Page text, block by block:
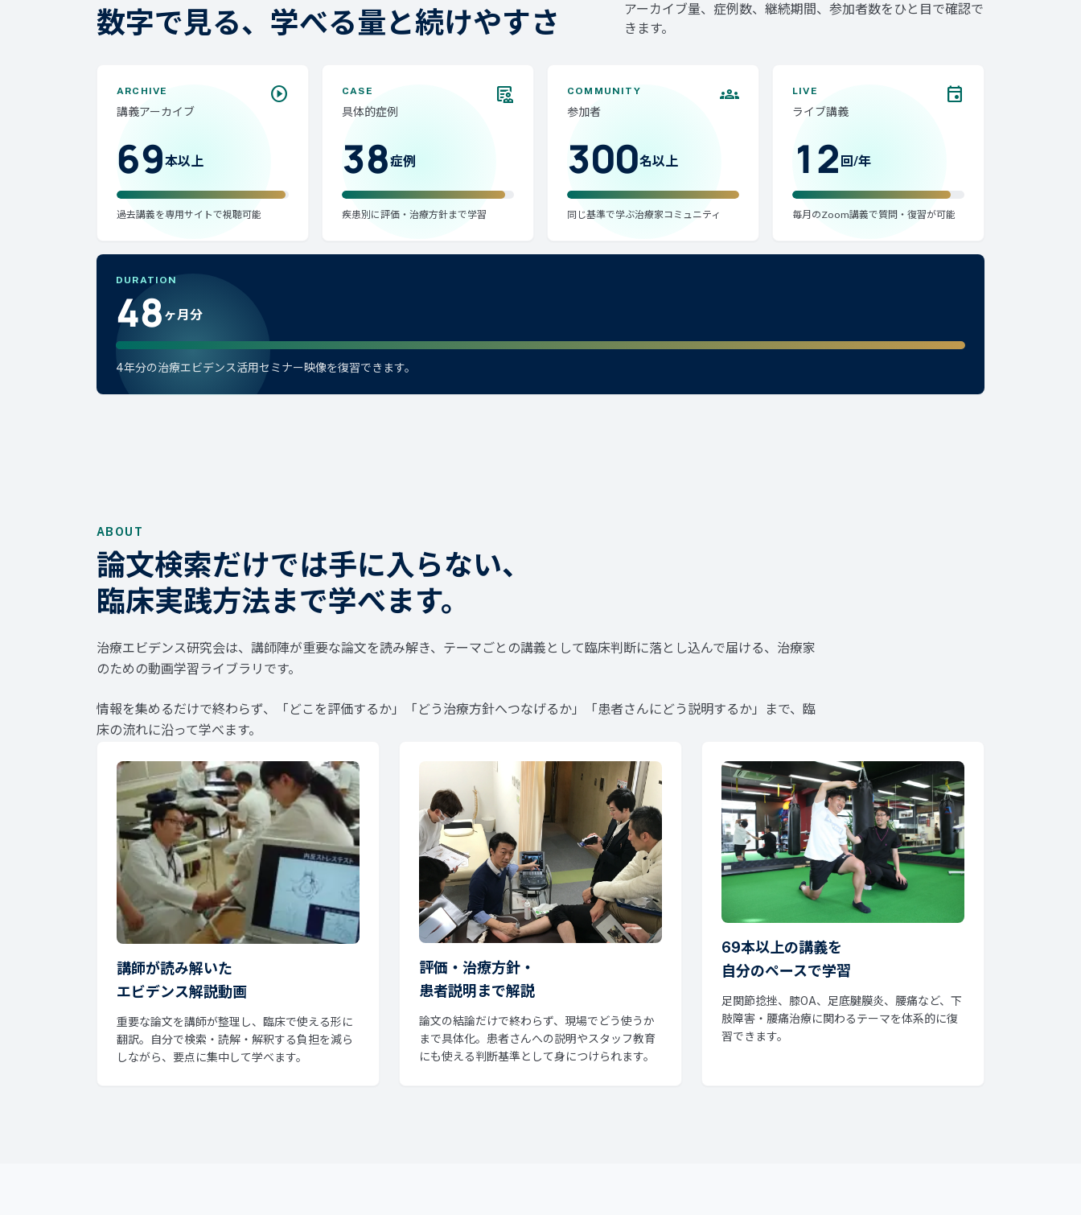
数字で見る、学べる量と続けやすさ
アーカイブ量、症例数、継続期間、参加者数をひと目で確認で
きます。
ARCHIVE
講義アーカイブ
play_circle
69本以上
過去講義を専用サイトで視聴可能
CASE
具体的症例
clinical_notes
38症例
疾患別に評価・治療方針まで学習
COMMUNITY
参加者
groups
300名以上
同じ基準で学ぶ治療家コミュニティ
LIVE
ライブ講義
event
12 回/年
毎月のZoom講義で質問・復習が可能
DURATION
48 ヶ月分
4年分の治療エビデンス活用セミナー映像を復習できます。
ABOUT
論文検索だけでは手に入らない、
臨床実践方法まで学べます。
治療エビデンス研究会は、講師陣が重要な論文を読み解き、テーマごとの講義として臨床判断に落とし込んで届ける、治療家
のための動画学習ライブラリです。
情報を集めるだけで終わらず、「どこを評価するか」「どう治療方針へつなげるか」「患者さんにどう説明するか」まで、臨
床の流れに沿って学べます。
講師が読み解いた
エビデンス解説動画
重要な論文を講師が整理し、臨床で使える形に
翻訳。自分で検索・読解・解釈する負担を減ら
しながら、要点に集中して学べます。
評価・治療方針・
患者説明まで解説
論文の結論だけで終わらず、現場でどう使うか
まで具体化。患者さんへの説明やスタッフ教育
にも使える判断基準として身につけられます。
69本以上の講義を
自分のペースで学習
足関節捻挫、膝OA、足底腱膜炎、腰痛など、下
肢障害・腰痛治療に関わるテーマを体系的に復
習できます。